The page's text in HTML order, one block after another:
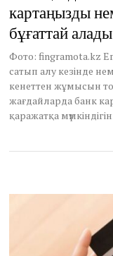
картаңызды
бұғаттай
Фото: fingramota.kz
сатып алу кезінде
кенеттен жұмысын
жағдайларда банк
қаражатқа